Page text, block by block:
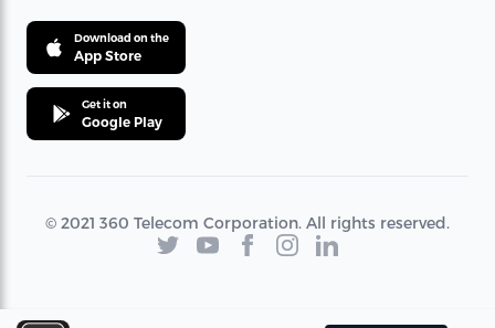
Download on the
App Store
Get it on
Google Play
© 2021 360 Telecom Corporation. All rights reserved.